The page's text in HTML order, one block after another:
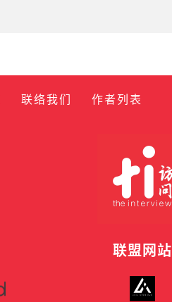
联络我们 作者列表
联盟网站